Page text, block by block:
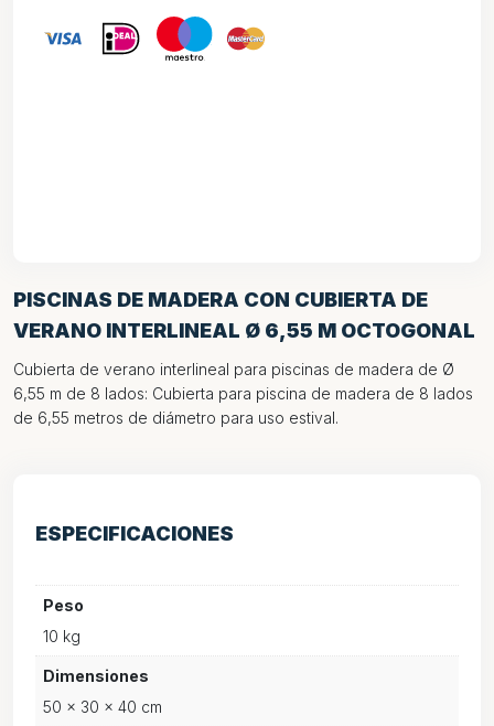
PISCINAS DE MADERA CON CUBIERTA DE
VERANO INTERLINEAL Ø 6,55 M OCTOGONAL
Cubierta de verano interlineal para piscinas de madera de Ø
6,55 m de 8 lados: Cubierta para piscina de madera de 8 lados
de 6,55 metros de diámetro para uso estival.
ESPECIFICACIONES
Peso
10 kg
Dimensiones
50 × 30 × 40 cm